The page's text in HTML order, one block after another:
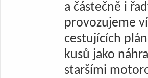
a částečně i
provozujeme
cestujících
kusů jako
staršími